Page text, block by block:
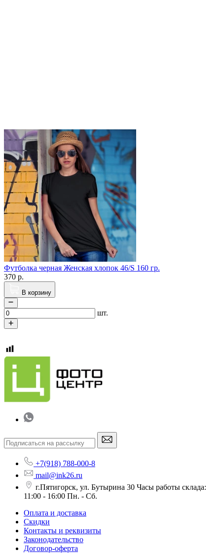
Футболка черная Женская хлопок 46/S 160 гр.
370 р.
В корзину
шт.
+7(918) 788-000-8
mail@ink26.ru
г.Пятигорск, ул. Бутырина 30 Часы работы склада:
11:00 - 16:00 Пн. - Сб.
Оплата и доставка
Скидки
Контакты и реквизиты
Законодательство
Договор-оферта